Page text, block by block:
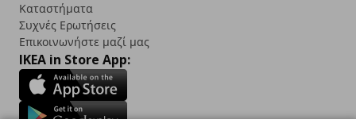
Καταστήματα
Συχνές Ερωτήσεις
Επικοινωνήστε μαζί μας
IKEA in Store App: